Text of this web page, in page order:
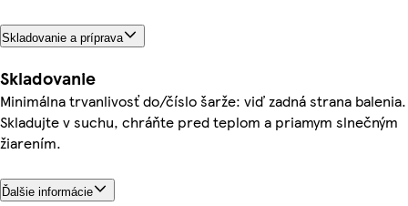
Skladovanie a príprava
Skladovanie
Minimálna trvanlivosť do/číslo šarže: viď zadná strana balenia.
Skladujte v suchu, chráňte pred teplom a priamym slnečným
žiarením.
Ďalšie informácie